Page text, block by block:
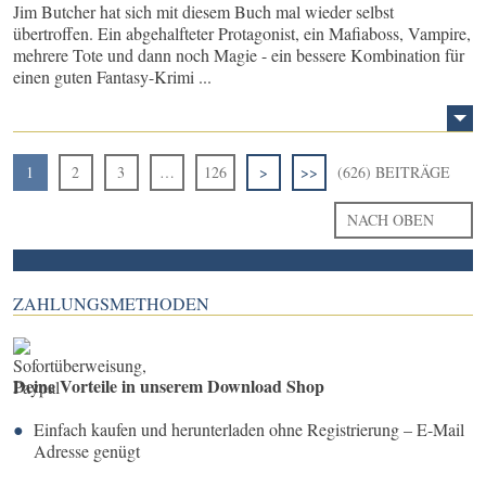
Jim Butcher hat sich mit diesem Buch mal wieder selbst
übertroffen. Ein abgehalfteter Protagonist, ein Mafiaboss, Vampire,
mehrere Tote und dann noch Magie - ein bessere Kombination für
einen guten Fantasy-Krimi ...
1 2 3 … 126 > >> (626) BEITRÄGE
NACH OBEN
ZAHLUNGSMETHODEN
Deine Vorteile in unserem Download Shop
Einfach kaufen und herunterladen ohne Registrierung – E-Mail
Adresse genügt